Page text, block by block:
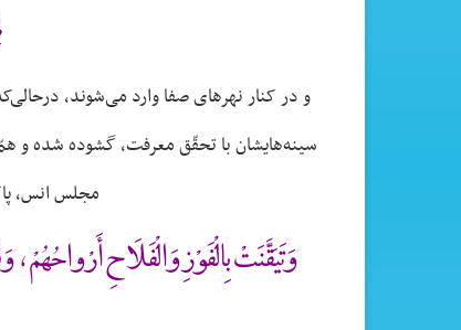
و در کنار نهرهای صفا وارد می‌شوند،
سینه‌هایشان با تحقّق معرفت، گشوده شده و
مجلس انس،
وَتَيَقَّنَتْ بِالْفَوْزِ وَالْفَلَاحِ أَرْواحُهُمْ ،